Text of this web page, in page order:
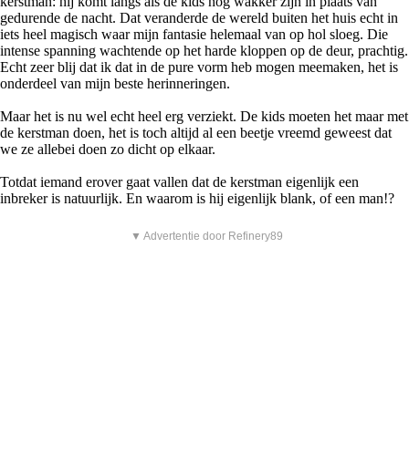
gedurende de nacht. Dat veranderde de wereld buiten het huis echt in
iets heel magisch waar mijn fantasie helemaal van op hol sloeg. Die
intense spanning wachtende op het harde kloppen op de deur, prachtig.
Echt zeer blij dat ik dat in de pure vorm heb mogen meemaken, het is
onderdeel van mijn beste herinneringen.
Maar het is nu wel echt heel erg verziekt. De kids moeten het maar met
de kerstman doen, het is toch altijd al een beetje vreemd geweest dat
we ze allebei doen zo dicht op elkaar.
Totdat iemand erover gaat vallen dat de kerstman eigenlijk een
inbreker is natuurlijk. En waarom is hij eigenlijk blank, of een man!?
▼ Advertentie door Refinery89